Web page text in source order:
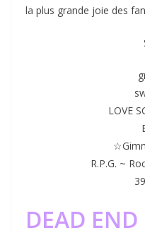
la plus grande joie des
LOVE
R.P.G. ~
DEAD END